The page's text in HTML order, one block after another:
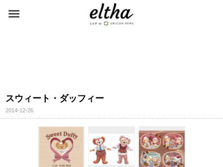
スウィート・ダッフィー
2014-12-26